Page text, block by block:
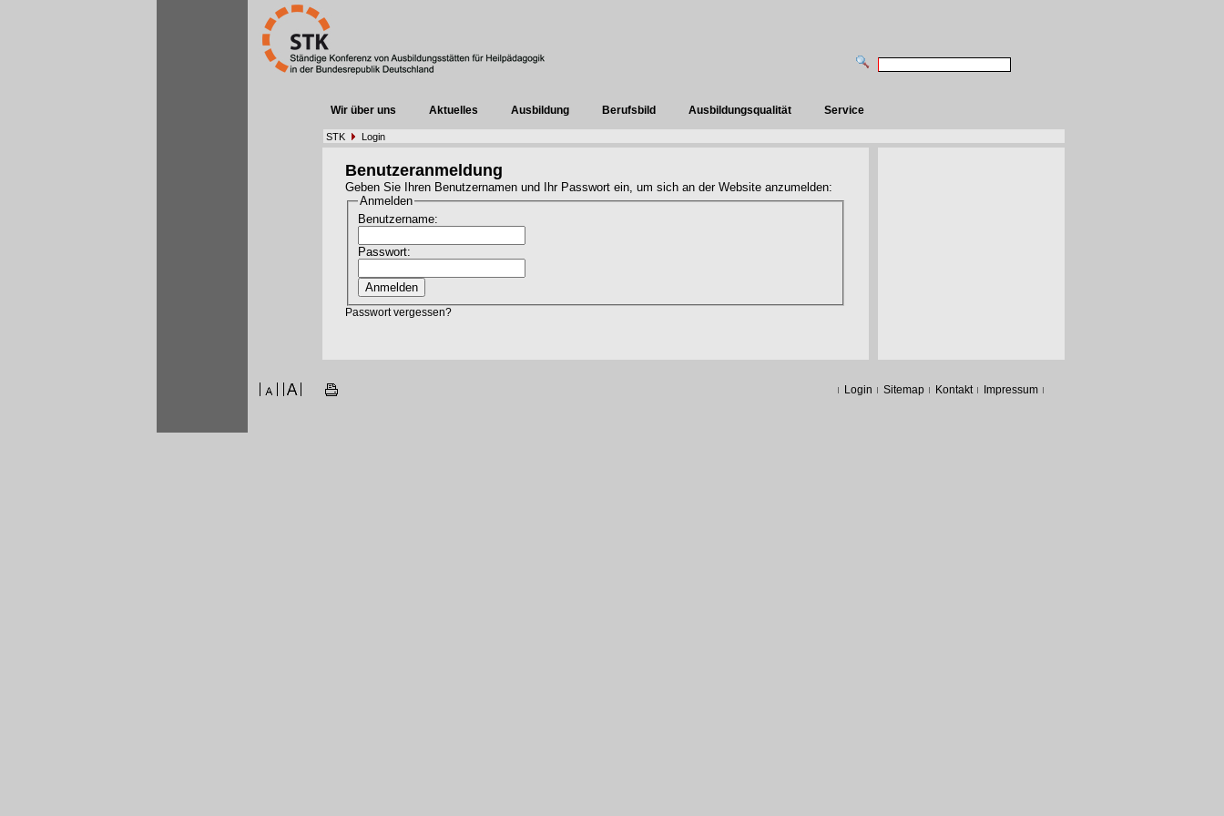
Wir über uns Aktuelles Ausbildung Berufsbild Ausbildungsqualität Service
STK Login
Benutzeranmeldung
Geben Sie Ihren Benutzernamen und Ihr Passwort ein, um sich an der Website anzumelden:
Anmelden
Benutzername:
Passwort:
Passwort vergessen?
Login Sitemap Kontakt Impressum